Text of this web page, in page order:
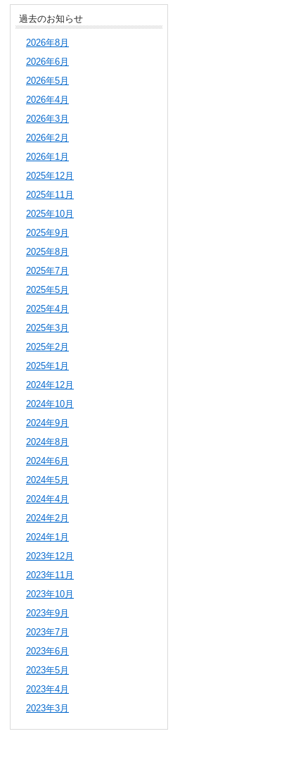
過去のお知らせ
2026年8月
2026年6月
2026年5月
2026年4月
2026年3月
2026年2月
2026年1月
2025年12月
2025年11月
2025年10月
2025年9月
2025年8月
2025年7月
2025年5月
2025年4月
2025年3月
2025年2月
2025年1月
2024年12月
2024年10月
2024年9月
2024年8月
2024年6月
2024年5月
2024年4月
2024年2月
2024年1月
2023年12月
2023年11月
2023年10月
2023年9月
2023年7月
2023年6月
2023年5月
2023年4月
2023年3月